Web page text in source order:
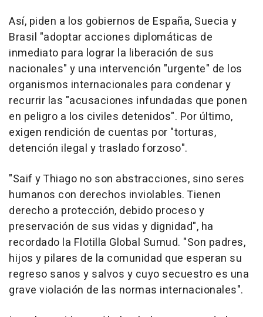
Así, piden a los gobiernos de España, Suecia y
Brasil "adoptar acciones diplomáticas de
inmediato para lograr la liberación de sus
nacionales" y una intervención "urgente" de los
organismos internacionales para condenar y
recurrir las "acusaciones infundadas que ponen
en peligro a los civiles detenidos". Por último,
exigen rendición de cuentas por "torturas,
detención ilegal y traslado forzoso".
"Saif y Thiago no son abstracciones, sino seres
humanos con derechos inviolables. Tienen
derecho a protección, debido proceso y
preservación de sus vidas y dignidad", ha
recordado la Flotilla Global Sumud. "Son padres,
hijos y pilares de la comunidad que esperan su
regreso sanos y salvos y cuyo secuestro es una
grave violación de las normas internacionales".